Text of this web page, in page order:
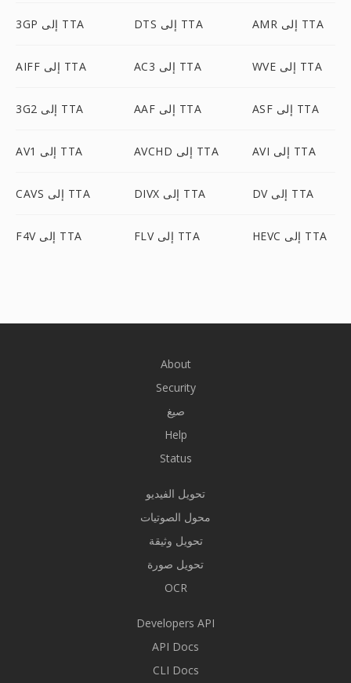
3GP إلى TTA DTS إلى TTA AMR إلى TTA
AIFF إلى TTA AC3 إلى TTA WVE إلى TTA
3G2 إلى TTA AAF إلى TTA ASF إلى TTA
AV1 إلى TTA AVCHD إلى TTA AVI إلى TTA
CAVS إلى TTA DIVX إلى TTA DV إلى TTA
F4V إلى TTA FLV إلى TTA HEVC إلى TTA
About
Security
صيغ
Help
Status
تحويل الفيديو
محول الصوتيات
تحويل وثيقة
تحويل صورة
OCR
Developers API
API Docs
CLI Docs